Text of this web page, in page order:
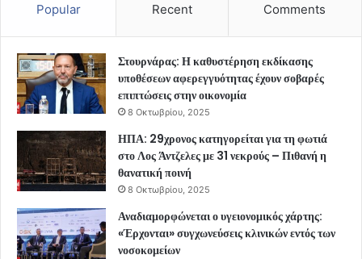
Popular Recent Comments
Στουρνάρας: Η καθυστέρηση εκδίκασης
υποθέσεων αφερεγγυότητας έχουν σοβαρές
επιπτώσεις στην οικονομία
8 Οκτωβρίου, 2025
ΗΠΑ: 29χρονος κατηγορείται για τη φωτιά
στο Λος Άντζελες με 31 νεκρούς – Πιθανή η
θανατική ποινή
8 Οκτωβρίου, 2025
Αναδιαμορφώνεται ο υγειονομικός χάρτης:
«Έρχονται» συγχωνεύσεις κλινικών εντός των
νοσοκομείων